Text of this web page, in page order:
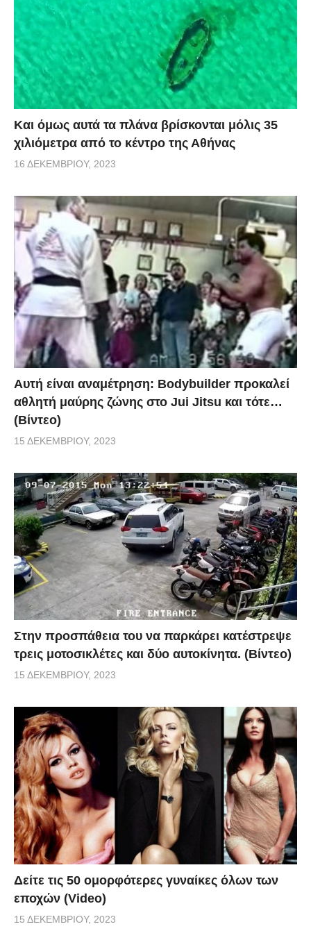
Και όμως αυτά τα πλάνα βρίσκονται μόλις 35
χιλιόμετρα από το κέντρο της Αθήνας
16 ΔΕΚΕΜΒΡΊΟΥ, 2023
Αυτή είναι αναμέτρηση: Bodybuilder προκαλεί
αθλητή μαύρης ζώνης στο Jui Jitsu και τότε…
(Βίντεο)
15 ΔΕΚΕΜΒΡΊΟΥ, 2023
Στην προσπάθεια του να παρκάρει κατέστρεψε
τρεις μοτοσικλέτες και δύο αυτοκίνητα. (Βίντεο)
15 ΔΕΚΕΜΒΡΊΟΥ, 2023
Δείτε τις 50 ομορφότερες γυναίκες όλων των
εποχών (Video)
15 ΔΕΚΕΜΒΡΊΟΥ, 2023